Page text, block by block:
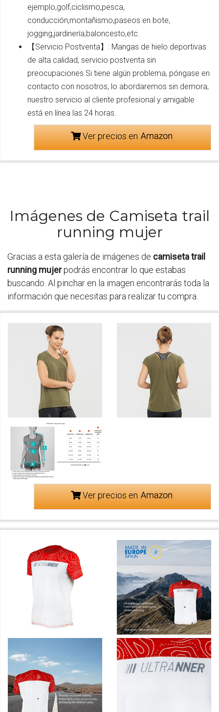
ejemplo,golf,ciclismo,pesca,
conducción,montañismo,paseos en bote,
jogging,jardinería,baloncesto,etc.
【Servicio Postventa】: Mangas de hielo deportivas
de alta calidad, servicio postventa sin
preocupaciones.Si tiene algún problema, póngase en
contacto con nosotros, lo abordaremos sin demora,
nuestro servicio al cliente profesional y amigable
está en línea las 24 horas.
Ver precios en
Imágenes de Camiseta trail
running mujer
Gracias a esta galería de imágenes de camiseta trail
running mujerpodrás encontrar lo que estabas
buscando. Al pinchar en la imagen encontrarás toda la
información que necesitas para realizar tu compra.
Ver precios en